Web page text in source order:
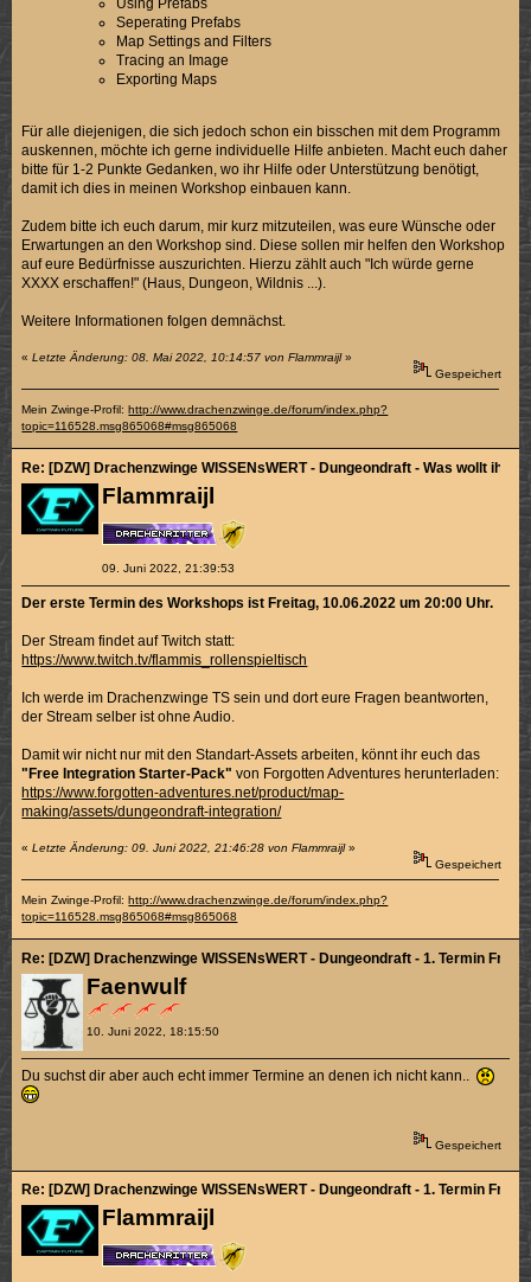
Using Prefabs
Seperating Prefabs
Map Settings and Filters
Tracing an Image
Exporting Maps
Für alle diejenigen, die sich jedoch schon ein bisschen mit dem Programm
auskennen, möchte ich gerne individuelle Hilfe anbieten. Macht euch daher
bitte für 1-2 Punkte Gedanken, wo ihr Hilfe oder Unterstützung benötigt,
damit ich dies in meinen Workshop einbauen kann.
Zudem bitte ich euch darum, mir kurz mitzuteilen, was eure Wünsche oder
Erwartungen an den Workshop sind. Diese sollen mir helfen den Workshop
auf eure Bedürfnisse auszurichten. Hierzu zählt auch "Ich würde gerne
XXXX erschaffen!" (Haus, Dungeon, Wildnis ...).
Weitere Informationen folgen demnächst.
«Letzte Änderung: 08. Mai 2022, 10:14:57 von Flammraijl»
Gespeichert
Mein Zwinge-Profil:http://www.drachenzwinge.de/forum/index.php?
topic=116528.msg865068#msg865068
Flammraijl
09. Juni 2022, 21:39:53
Re: [DZW] Drachenzwinge WISSENsWERT - Dungeondraft - Was wollt ihr
Der erste Termin des Workshops ist Freitag, 10.06.2022 um 20:00 Uhr.
Der Stream findet auf Twitch statt:
https://www.twitch.tv/flammis_rollenspieltisch
Ich werde im Drachenzwinge TS sein und dort eure Fragen beantworten,
der Stream selber ist ohne Audio.
Damit wir nicht nur mit den Standart-Assets arbeiten, könnt ihr euch das
"Free Integration Starter-Pack" von Forgotten Adventures herunterladen:
https://www.forgotten-adventures.net/product/map-
making/assets/dungeondraft-integration/
«Letzte Änderung: 09. Juni 2022, 21:46:28 von Flammraijl»
Gespeichert
Mein Zwinge-Profil:http://www.drachenzwinge.de/forum/index.php?
topic=116528.msg865068#msg865068
Faenwulf
10. Juni 2022, 18:15:50
Re: [DZW] Drachenzwinge WISSENsWERT - Dungeondraft - 1. Termin Fr.
Du suchst dir aber auch echt immer Termine an denen ich nicht kann..
Gespeichert
Flammraijl
Re: [DZW] Drachenzwinge WISSENsWERT - Dungeondraft - 1. Termin Fr.